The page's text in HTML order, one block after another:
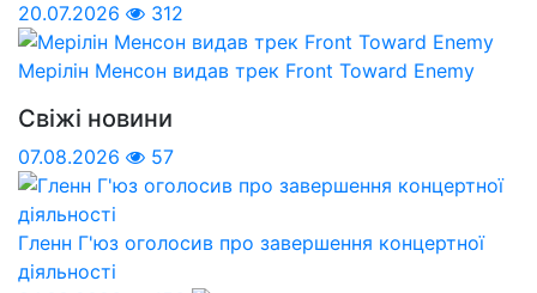
20.07.2026
312
Мерілін Менсон видав трек Front Toward Enemy
Свіжі новини
07.08.2026 57
Гленн Г'юз оголосив про завершення концертної
діяльності